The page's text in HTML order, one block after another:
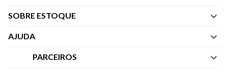
SOBRE ESTOQUE
Quem Somos
AJUDA
Central de Atendimento
PARCEIROS